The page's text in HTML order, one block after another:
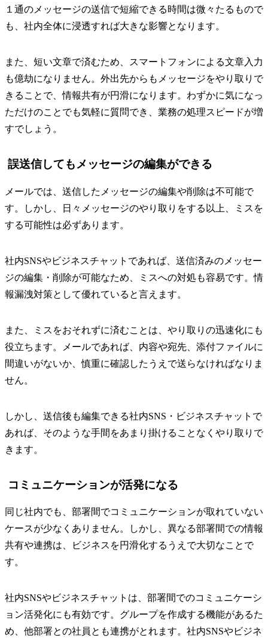
１通のメッセージの送信で短縮できる時間は微々たるもので
も、社内全体に浸透すれば大きな影響となります。
また、短い文章で済むため、スマートフォンによる文章入力
も億劫になりません。外出先からもメッセージをやり取りで
きることで、情報共有が円滑になります。わずかに気になっ
ただけのことでも気軽に質問でき、業務の処理スピードが増
すでしょう。
誤送信してもメッセージの編集ができる
メールでは、送信したメッセージの編集や削除は不可能で
す。しかし、日々メッセージのやり取りをする以上、ミスを
する可能性は必ずあります。
社内SNSやビジネスチャットであれば、送信済みのメッセー
ジの編集・削除が可能なため、ミスへの対処も容易です。情
報漏洩対策として優れていると言えます。
また、ミスをおそれずに済むことは、やり取りの迅速化にも
役立ちます。メールであれば、内容や宛先、添付ファイルに
間違いがないか、慎重に確認したうえで送らなければなりま
せん。
しかし、送信後も編集できる社内SNS・ビジネスチャットで
あれば、そのような手間をあまり掛けることなくやり取りで
きます。
コミュニケーションが活発になる
同じ社内でも、部署間でコミュニケーションが取れていない
ケースが少なくありません。しかし、異なる部署間での情報
共有や連携は、ビジネスを円滑化するうえで大切なことで
す。
社内SNSやビジネスチャットは、部署間でのコミュニケーシ
ョン活発化にも有効です。グループを作成する機能があるた
め、他部署との社員とも連携がとれます。社内SNSやビジネ